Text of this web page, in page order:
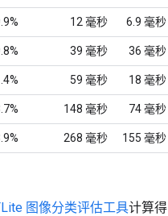
12 毫秒 6.9 毫秒
39 毫秒 36 毫秒
59 毫秒 18 毫秒
148 毫秒 74 毫秒
268 毫秒 155 毫秒
图像分类评估工具计算得